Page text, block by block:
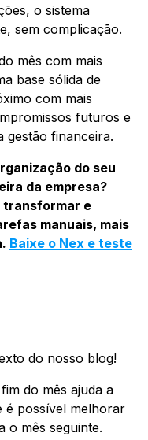
o sistema
sem complicação.
mês com mais
base sólida de
com mais
futuros e
gestão financeira.
do seu
da empresa?
transformar e
manuais, mais
Baixe o Nex e teste
do nosso blog!
do mês ajuda a
é possível melhorar
o mês seguinte.